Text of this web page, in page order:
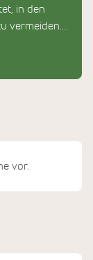
in den
vermeiden.
vor.